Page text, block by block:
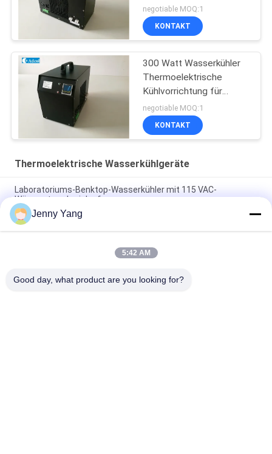
für Industrieinstrument
negotiable MOQ:1
KONTAKT
300 Watt Wasserkühler
Thermoelektrische
Kühlvorrichtung für
Werkzeugmaschinen
negotiable MOQ:1
KONTAKT
Thermoelektrische Wasserkühlgeräte
Laboratoriums-Benktop-Wasserkühler mit 115 VAC-
Wärmestromkreislauf
Die 150W ARC-Serie ist ein Tisch-Umlaufkühler, der für
medizinische Bildgebungssysteme und medizinische Laser
Jenny Yang
5:42 AM
Good day, what product are you looking for?